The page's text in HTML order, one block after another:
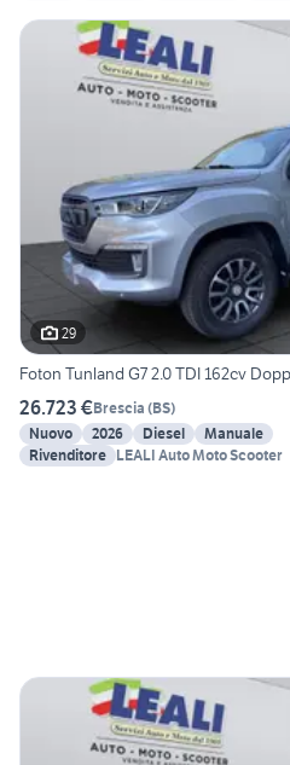
29
Foton Tunland G7 2.0 TDI 162cv
26.723 €Brescia (BS)
Nuovo
2026 Diesel
Manuale
Rivenditore LEALI Auto Moto Scooter